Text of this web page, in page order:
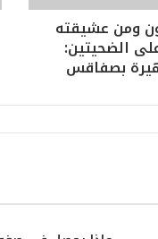
تاجر 40 مليون ومن عشيقته
على الضحيتين:
بصفاقس